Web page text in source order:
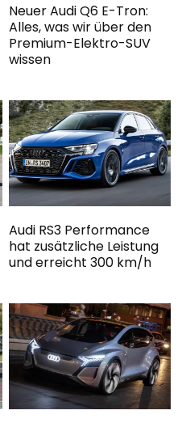
Neuer Audi Q6 E-Tron:
Alles, was wir über den
Premium-Elektro-SUV
wissen
Audi RS3 Performance
hat zusätzliche Leistung
und erreicht 300 km/h